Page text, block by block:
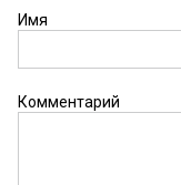
Раиса
Имя
Комментарий